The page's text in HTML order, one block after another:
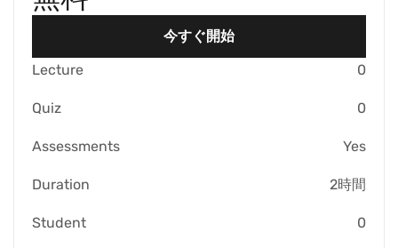
今すぐ開始
0
Lecture
0
Quiz
Assessments Yes
Duration 2時間
0
Student